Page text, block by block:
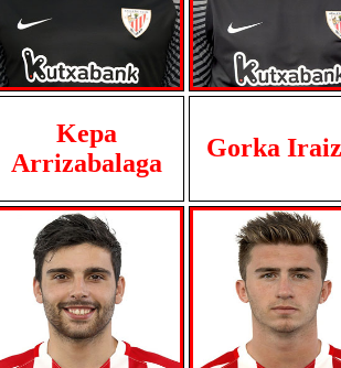
Kepa
Arrizabalaga
Gorka